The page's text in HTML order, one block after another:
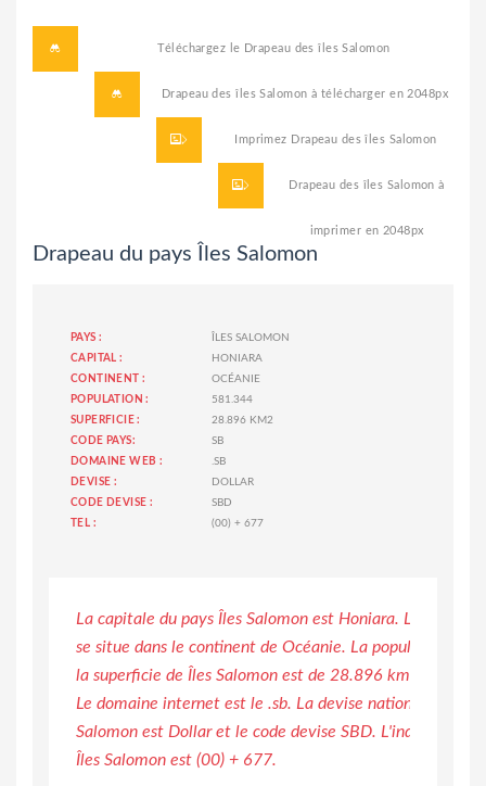
Téléchargez le Drapeau des îles Salomon
Drapeau des îles Salomon à télécharger en 2048px
Imprimez Drapeau des îles Salomon
Drapeau des îles Salomon à
imprimer en 2048px
Drapeau du pays Îles Salomon
PAYS :
ÎLES SALOMON
CAPITAL :
HONIARA
CONTINENT :
OCÉANIE
POPULATION :
581.344
SUPERFICIE :
28.896 KM2
CODE PAYS:
SB
DOMAINE WEB :
.SB
DEVISE :
DOLLAR
CODE DEVISE :
SBD
TEL :
(00) + 677
La capitale du pays Îles Salomon est Honiara. Le pays de
se situe dans le continent de Océanie. La population est
la superficie de Îles Salomon est de 28.896 km2. Le code
Le domaine internet est le .sb. La devise national du
Salomon est Dollar et le code devise SBD. L'indicatif
Îles Salomon est (00) + 677.